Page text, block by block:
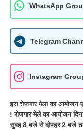
WhatsApp
Telegram
Instagram
इस रोजगार मेला का आयोजन
! रोजगार मेले का आयोजन
सुबह 8 बजे से दोपहर 2 बजे